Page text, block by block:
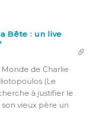
Bête : un live
de Charlie
(Le
à justifier le
vieux père un